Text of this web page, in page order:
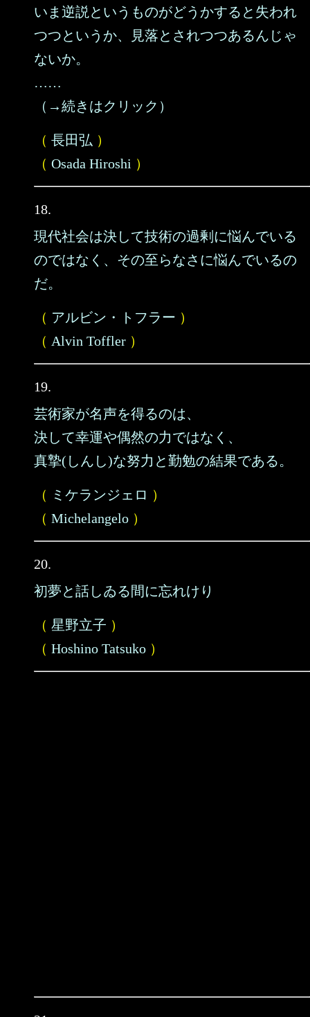
いま逆説というものがどうかすると失われ
つつというか、見落とされつつあるんじゃ
ないか。
……
（→続きはクリック）
（ 長田弘 ）
（ Osada Hiroshi ）
18.
現代社会は決して技術の過剰に悩んでいる
のではなく、その至らなさに悩んでいるの
だ。
（ アルビン・トフラー ）
（ Alvin Toffler ）
19.
芸術家が名声を得るのは、
決して幸運や偶然の力ではなく、
真摯(しんし)な努力と勤勉の結果である。
（ ミケランジェロ ）
（ Michelangelo ）
20.
初夢と話しゐる間に忘れけり
（ 星野立子 ）
（ Hoshino Tatsuko ）